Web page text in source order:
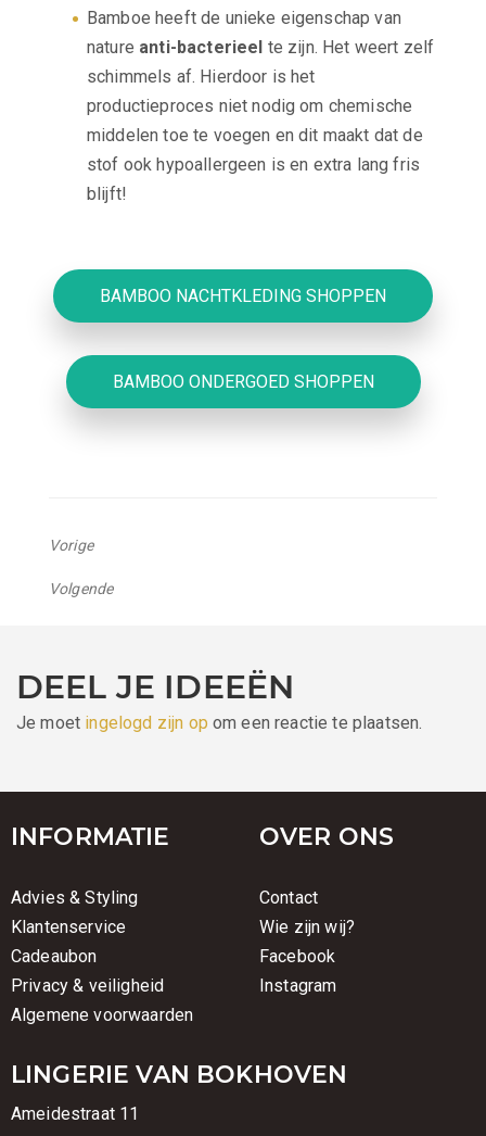
Bamboe heeft de unieke eigenschap van
nature anti-bacterieel te zijn. Het weert zelf
schimmels af. Hierdoor is het
productieproces niet nodig om chemische
middelen toe te voegen en dit maakt dat de
stof ook hypoallergeen is en extra lang fris
blijft!
BAMBOO NACHTKLEDING SHOPPEN
BAMBOO ONDERGOED SHOPPEN
Vorige
bericht:
Volgende
DEEL JE IDEEËN
Je moet ingelogd zijn op om een reactie te plaatsen.
INFORMATIE
Advies & Styling
Klantenservice
Cadeaubon
Privacy & veiligheid
Algemene voorwaarden
OVER ONS
Contact
Wie zijn wij?
Facebook
Instagram
LINGERIE VAN BOKHOVEN
Ameidestraat 11